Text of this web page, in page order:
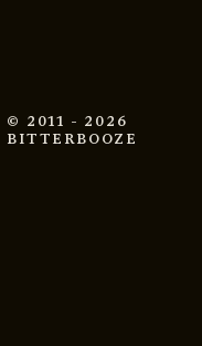
© 2011 - 2026
BITTERBOOZE